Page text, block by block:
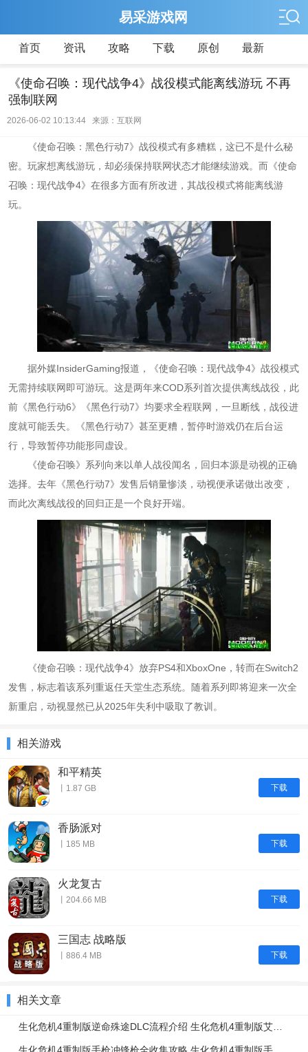
易采游戏网
首页 资讯 攻略 下载 原创 最新
《使命召唤：现代战争4》战役模式能离线游玩 不再
强制联网
2026-06-02 10:13:44 来源：互联网
《使命召唤：黑色行动7》战役模式有多糟糕，这已不是什么秘
密。玩家想离线游玩，却必须保持联网状态才能继续游戏。而《使命
召唤：现代战争4》在很多方面有所改进，其战役模式将能离线游
玩。
据外媒InsiderGaming报道，《使命召唤：现代战争4》战役模式
无需持续联网即可游玩。这是两年来COD系列首次提供离线战役，此
前《黑色行动6》《黑色行动7》均要求全程联网，一旦断线，战役进
度就可能丢失。《黑色行动7》甚至更糟，暂停时游戏仍在后台运
行，导致暂停功能形同虚设。
《使命召唤》系列向来以单人战役闻名，回归本源是动视的正确
选择。去年《黑色行动7》发售后销量惨淡，动视便承诺做出改变，
而此次离线战役的回归正是一个良好开端。
《使命召唤：现代战争4》放弃PS4和XboxOne，转而在Switch2
发售，标志着该系列重返任天堂生态系统。随着系列即将迎来一次全
新重启，动视显然已从2025年失利中吸取了教训。
相关游戏
下载
和平精英
丨1.87 GB
下载
香肠派对
丨185 MB
下载
火龙复古
丨204.66 MB
下载
三国志 战略版
丨886.4 MB
相关文章